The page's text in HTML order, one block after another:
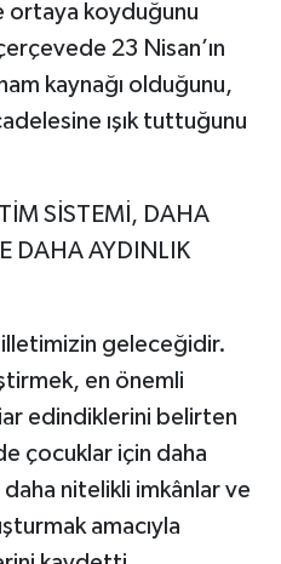
ortaya koyduğunu
23 Nisan’ın
kaynağı olduğunu,
ışık tuttuğunu
SİSTEMİ, DAHA
DAHA AYDINLIK
geleceğidir.
en önemli
edindiklerini belirten
çocuklar için daha
nitelikli imkânlar ve
amacıyla